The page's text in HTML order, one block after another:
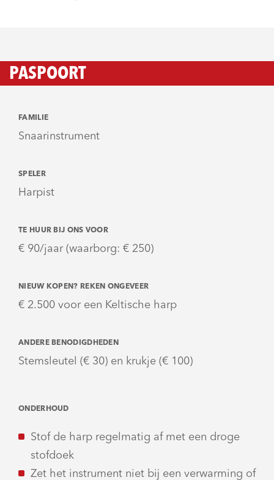
PASPOORT
FAMILIE
Snaarinstrument
SPELER
Harpist
TE HUUR BIJ ONS VOOR
€ 90/jaar (waarborg: € 250)
NIEUW KOPEN? REKEN ONGEVEER
€ 2.500 voor een Keltische harp
ANDERE BENODIGDHEDEN
Stemsleutel (€ 30) en krukje (€ 100)
ONDERHOUD
Stof de harp regelmatig af met een droge
stofdoek
Zet het instrument niet bij een verwarming of